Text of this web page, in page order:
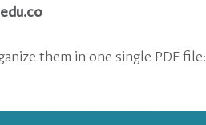
them in one single PDF file: